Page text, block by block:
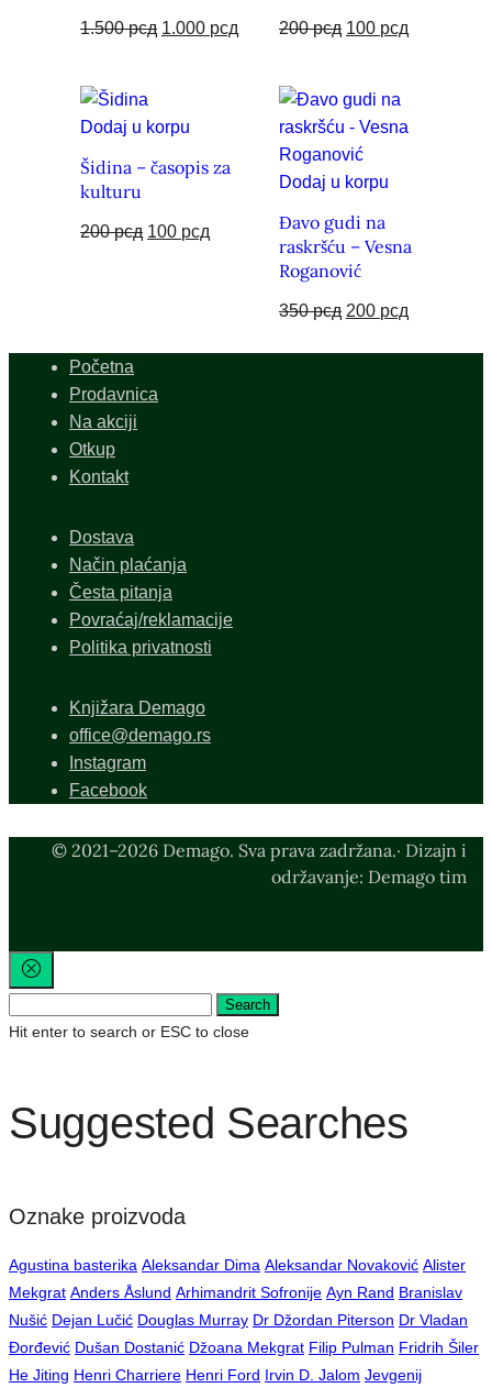
1.500рсд 1.000 рсд 200рсд 100 рсд
Dodaj u korpu
Šidina – časopis za
kulturu
200рсд 100 рсд
Dodaj u korpu
Đavo gudi na
raskršću – Vesna
Roganović
350рсд 200 рсд
Početna
Prodavnica
Na akciji
Otkup
Kontakt
Dostava
Način plaćanja
Česta pitanja
Povraćaj/reklamacije
Politika privatnosti
Knjižara Demago
office@demago.rs
Instagram
Facebook
© 2021–2026 Demago. Sva prava zadržana.· Dizajn i
održavanje: Demago tim
Search
Hit enter to search or ESC to close
Suggested Searches
Oznake proizvoda
Agustina basterika Aleksandar Dima Aleksandar Novaković Alister
Mekgrat Anders Åslund Arhimandrit Sofronije Ayn Rand Branislav
Nušić Dejan Lučić Douglas Murray Dr Džordan Piterson Dr Vladan
Đorđević Dušan Dostanić Džoana Mekgrat Filip Pulman Fridrih Šiler
He Jiting Henri Charriere Henri Ford Irvin D. Jalom Jevgenij